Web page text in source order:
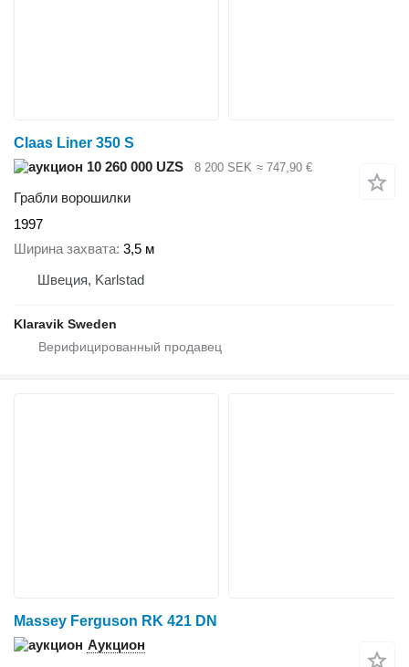
Claas Liner 350 S
10 260 000 UZS
8 200 SEK ≈ 747,90 €
Грабли ворошилки
1997
Ширина захвата 3,5 м
Швеция, Karlstad
Klaravik Sweden
Massey Ferguson RK 421 DN
Аукцион